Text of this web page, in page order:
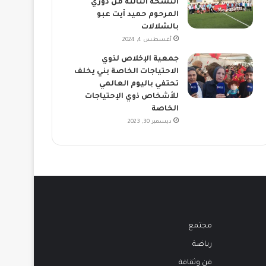
النسخة الثالثة من دوري
المرحوم حميد أيت عبو
بالشلالات
أغسطس 4, 2024
جمعية الإخلاص لذوي
الاحتياجات الخاصة بني يخلف
تحتفي باليوم العالمي
للأشخاص ذوي الإحتياجات
الخاصة
ديسمبر 30, 2023
مجتمع
رياضة
فن وثقافة